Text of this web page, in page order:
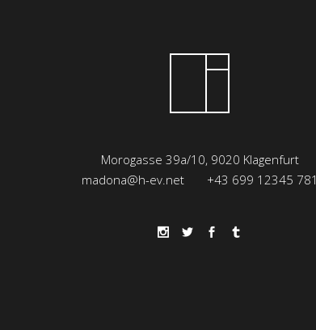
Morogasse 39a/10, 9020 Klagenfurt
madona@h-ev.net +43 699 12345 781